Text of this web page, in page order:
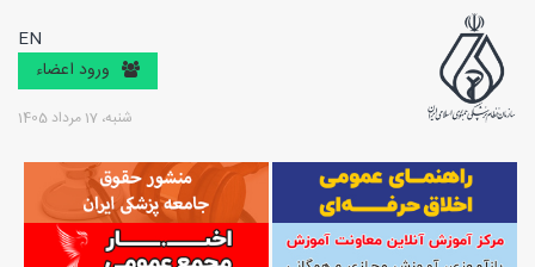
EN
ورود اعضاء
شنبه، 17 مرداد 1405